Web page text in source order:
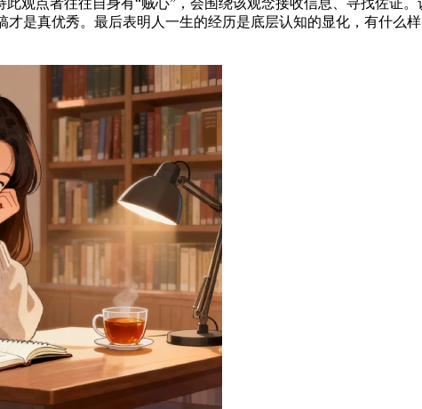
是真优秀。最后表明人一生的经历是底层认知的显化，有什么